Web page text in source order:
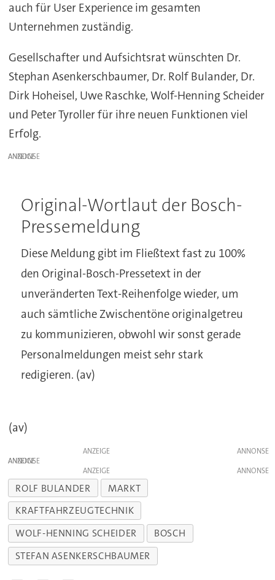
auch für User Experience im gesamten
Unternehmen zuständig.
Gesellschafter und Aufsichtsrat wünschten Dr.
Stephan Asenkerschbaumer, Dr. Rolf Bulander, Dr.
Dirk Hoheisel, Uwe Raschke, Wolf-Henning Scheider
und Peter Tyroller für ihre neuen Funktionen viel
Erfolg.
ANZEIGE
Original-Wortlaut der Bosch-
Pressemeldung
Diese Meldung gibt im Fließtext fast zu 100%
den Original-Bosch-Pressetext in der
unveränderten Text-Reihenfolge wieder, um
auch sämtliche Zwischentöne originalgetreu
zu kommunizieren, obwohl wir sonst gerade
Personalmeldungen meist sehr stark
redigieren. (av)
(av)
ANZEIGE
ANZEIGE
ANZEIGE
ROLF BULANDER
MARKT
KRAFTFAHRZEUGTECHNIK
WOLF-HENNING SCHEIDER
BOSCH
STEFAN ASENKERSCHBAUMER